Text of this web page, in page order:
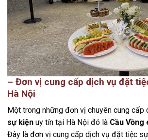
– Đơn vị cung cấp dịch vụ đặt
Hà Nội
Một trong những đơn vị chuyên cung cấp
sự kiện uy tín tại Hà Nội đó là Cầu
Đây là đơn vị cung cấp dịch vụ đặt tiệc